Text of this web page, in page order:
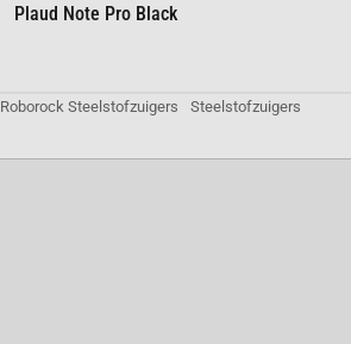
Plaud Note Pro Black
Roborock Steelstofzuigers Steelstofzuigers